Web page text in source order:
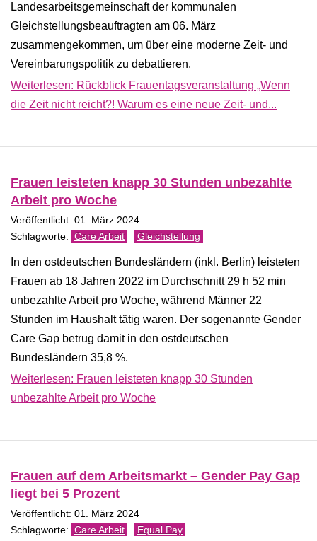
Landesarbeitsgemeinschaft der kommunalen
Gleichstellungsbeauftragten am 06. März
zusammengekommen, um über eine moderne Zeit- und
Vereinbarungspolitik zu debattieren.
Weiterlesen: Rückblick Frauentagsveranstaltung „Wenn
die Zeit nicht reicht?! Warum es eine neue Zeit- und...
Frauen leisteten knapp 30 Stunden unbezahlte
Arbeit pro Woche
Veröffentlicht: 01. März 2024
Care Arbeit Gleichstellung
In den ostdeutschen Bundesländern (inkl. Berlin) leisteten
Frauen ab 18 Jahren 2022 im Durchschnitt 29 h 52 min
unbezahlte Arbeit pro Woche, während Männer 22
Stunden im Haushalt tätig waren. Der sogenannte Gender
Care Gap betrug damit in den ostdeutschen
Bundesländern 35,8 %.
Weiterlesen: Frauen leisteten knapp 30 Stunden
unbezahlte Arbeit pro Woche
Frauen auf dem Arbeitsmarkt – Gender Pay Gap
liegt bei 5 Prozent
Veröffentlicht: 01. März 2024
Care Arbeit Equal Pay